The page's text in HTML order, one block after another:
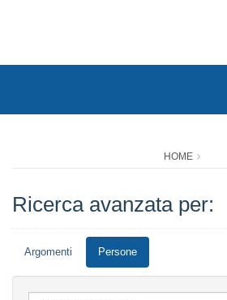
HOME
Ricerca avanzata per:
Argomenti Persone